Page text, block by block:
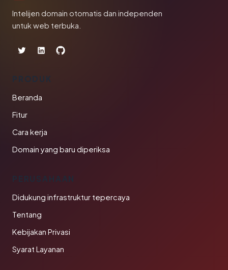
Intelijen domain otomatis dan independen
untuk web terbuka.
PRODUK
Beranda
Fitur
Cara kerja
Domain yang baru diperiksa
PERUSAHAAN
Didukung infrastruktur tepercaya
Tentang
Kebijakan Privasi
Syarat Layanan